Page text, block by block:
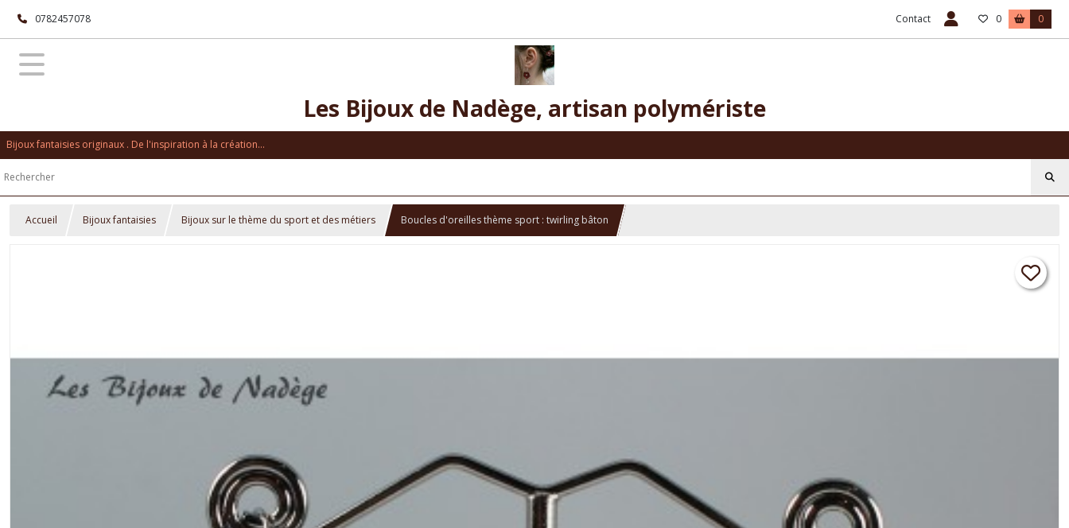
0782457078 Contact 0 0
Les Bijoux de Nadège, artisan polymériste
Bijoux fantaisies originaux . De l'inspiration à la création...
Accueil Bijoux fantaisies Bijoux sur le thème du sport et des métiers Boucles d'oreilles thème sport : twirling bâton